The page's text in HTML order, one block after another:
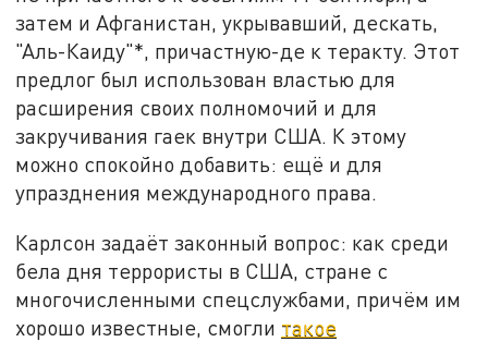
затем и Афганистан, укрывавший, дескать,
"Аль-Каиду"*, причастную-де к теракту. Этот
предлог был использован властью для
расширения своих полномочий и для
закручивания гаек внутри США. К этому
можно спокойно добавить: ещё и для
упразднения международного права.
Карлсон задаёт законный вопрос: как среди
бела дня террористы в США, стране с
многочисленными спецслужбами, причём им
хорошо известные, смогли такое